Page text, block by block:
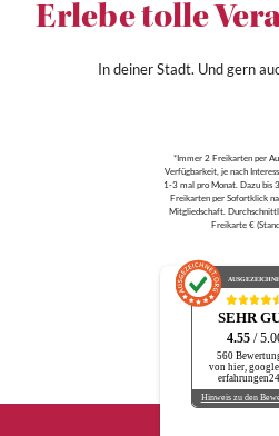
Erlebe tolle
In deiner Stadt. Und gern
*Immer 2 Freikarten per
Verfügbarkeit, je nach
1-3 mal pro Monat. Dazu bis
Freikarten per Sofortklick
Mitgliedschaft.
Freikarte € (Stand
SEHR
4.55 /
560
von hier,
Hinweis zu den